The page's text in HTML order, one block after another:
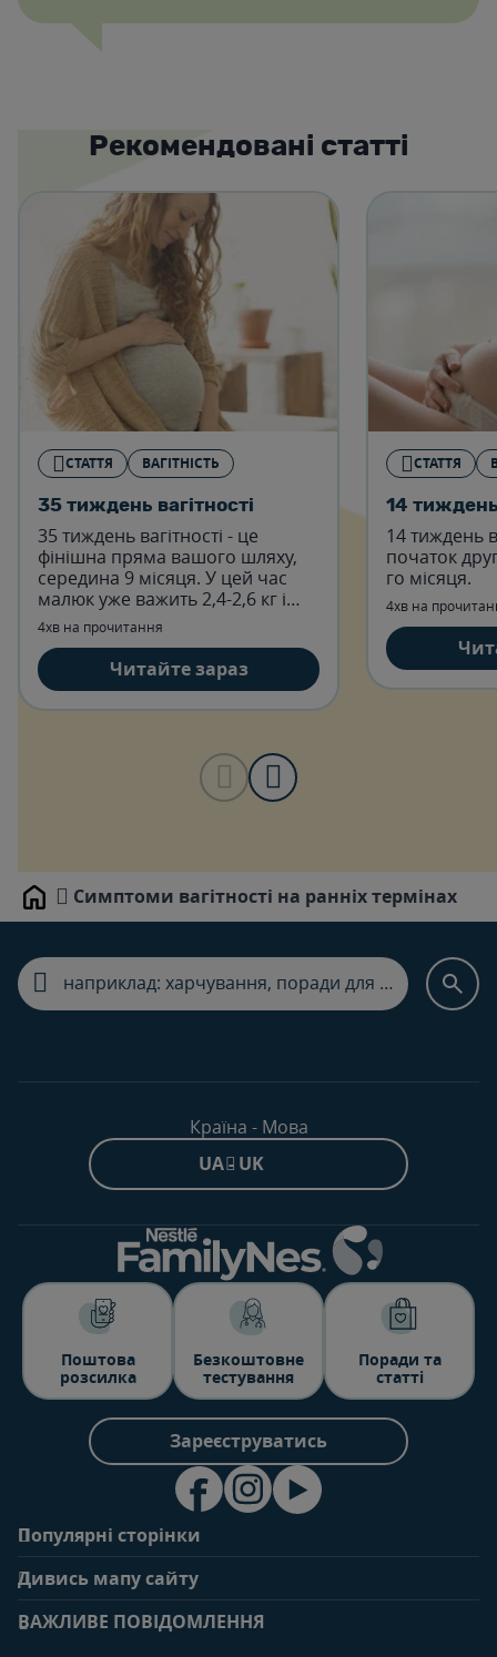
Рекомендовані статті
СТАТТЯ ВАГІТНІСТЬ
35 тиждень вагітності
35 тиждень вагітності - це
фінішна пряма вашого шляху,
середина 9 місяця. У цей час
малюк уже важить 2,4-2,6 кг і
має зріст до 45- 47 см -
розміром із велику диню.
4хв на прочитання
Читайте зараз
СТАТТЯ
14 тиждень
14 тиждень
початок
го місяця.
4хв на
Home Симптоми вагітності на ранніх термінах
Країна - Мова
UA - UK
Поштова
розсилка
Безкоштовне
тестування
Поради та
статті
Зареєструватись
Популярні сторінки
Поширені запитання
Особистий кабінет
Дивись мапу сайту
Статті
Статті
ВАЖЛИВЕ ПОВІДОМЛЕННЯ